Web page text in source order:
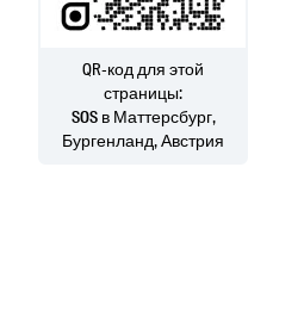
QR-код для этой
страницы:
SOSв Маттерсбург,
Бургенланд, Австрия